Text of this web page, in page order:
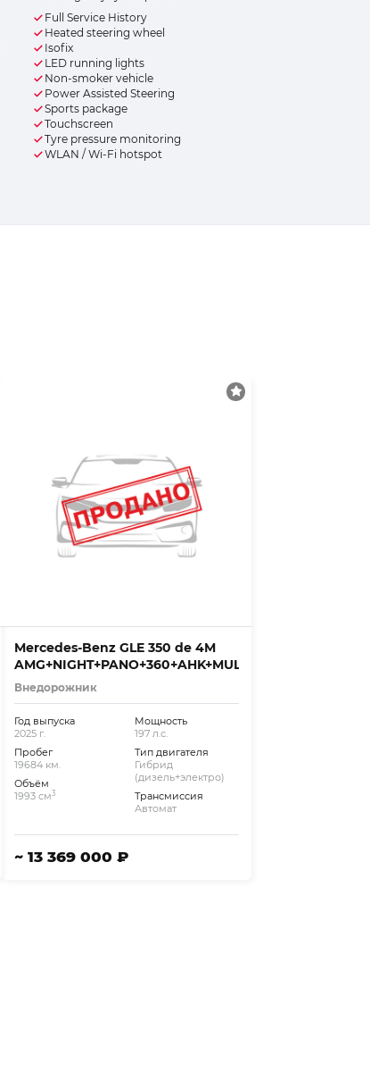
Full Service History
Heated steering wheel
Isofix
LED running lights
Non-smoker vehicle
Power Assisted Steering
Sports package
Touchscreen
Tyre pressure monitoring
WLAN / Wi-Fi hotspot
Mercedes-Benz GLE 350 de 4M
AMG+NIGHT+PANO+360+AHK+MULTIBEAM
Внедорожник
Год выпуска
2025 г.
Пробег
19684 км.
Объём
1993 см3
Мощность
197 л.с.
Тип двигателя
Гибрид
(дизель+электро)
Трансмиссия
Автомат
~ 13 369 000 ₽